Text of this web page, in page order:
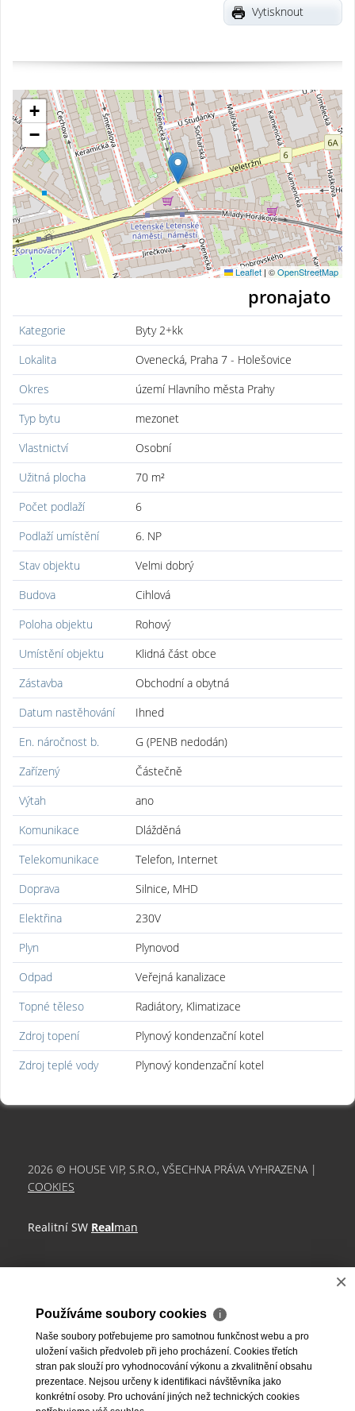
Vytisknout
+
−
Leaflet | ©OpenStreetMap
pronajato
Kategorie
Byty 2+kk
Lokalita
Ovenecká, Praha 7 - Holešovice
Okres
území Hlavního města Prahy
Typ bytu
mezonet
Vlastnictví
Osobní
Užitná plocha
70 m²
Počet podlaží
6
Podlaží umístění
6. NP
Stav objektu
Velmi dobrý
Budova
Cihlová
Poloha objektu
Rohový
Umístění objektu
Klidná část obce
Zástavba
Obchodní a obytná
Datum nastěhování
Ihned
En. náročnost b.
G (PENB nedodán)
Zařízený
Částečně
Výtah
ano
Komunikace
Dlážděná
Telekomunikace
Telefon, Internet
Doprava
Silnice, MHD
Elektřina
230V
Plyn
Plynovod
Odpad
Veřejná kanalizace
Topné těleso
Radiátory, Klimatizace
Zdroj topení
Plynový kondenzační kotel
Zdroj teplé vody
Plynový kondenzační kotel
2026 © HOUSE VIP, S.R.O., VŠECHNA PRÁVA VYHRAZENA |
COOKIES
Realitní SW Realman
×
Používáme soubory cookies ℹ
Naše soubory potřebujeme pro samotnou funkčnost webu a pro
uložení vašich předvoleb při jeho procházení. Cookies třetích
stran pak slouží pro vyhodnocování výkonu a zkvalitnění obsahu
prezentace. Nejsou určeny k identifikaci návštěvníka jako
konkrétní osoby. Pro uchování jiných než technických cookies